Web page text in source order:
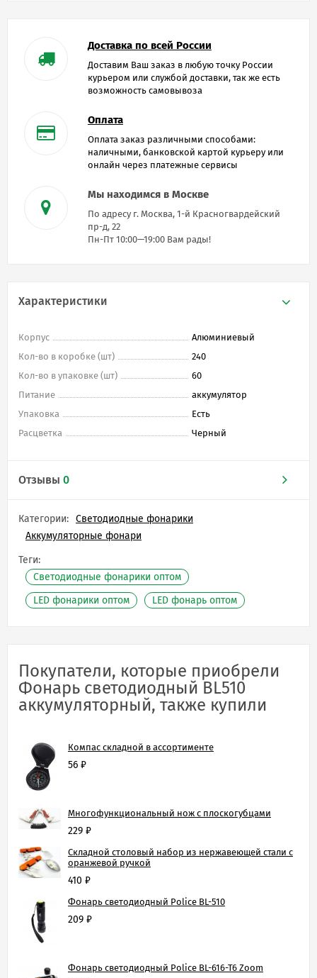
Доставка по всей России
Доставим Ваш заказ в любую точку России
курьером или службой доставки, так же есть
возможность самовывоза
Оплата
Оплата заказ различными способами:
наличными, банковской картой курьеру или
онлайн через платежные сервисы
Мы находимся в Москве
По адресу г. Москва, 1-й Красногвардейский
пр-д, 22
Пн-Пт 10:00—19:00 Вам рады!
Характеристики
Корпус
Алюминиевый
Кол-во в коробке (шт)
240
Кол-во в упаковке (шт)
60
Питание
аккумулятор
Упаковка
Есть
Расцветка
Черный
Отзывы 0
Категории: Светодиодные фонарики
Аккумуляторные фонари
Теги:
Светодиодные фонарики оптом
LED фонарики оптом
LED фонарь оптом
Покупатели, которые приобрели
Фонарь светодиодный BL510
аккумуляторный, также купили
Компас складной в ассортименте
56 ₽
Многофункциональный нож с плоскогубцами
229 ₽
Складной столовый набор из нержавеющей стали с
оранжевой ручкой
410 ₽
Фонарь светодиодный Police BL-510
209 ₽
Фонарь светодиодный Police BL-616-T6 Zoom